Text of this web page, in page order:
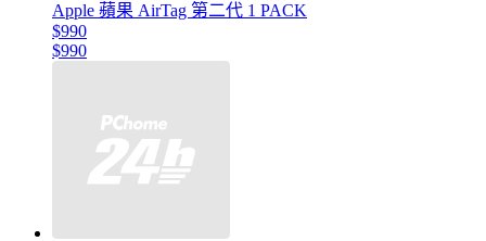
Apple 蘋果 AirTag 第二代 1 PACK
$990
$990